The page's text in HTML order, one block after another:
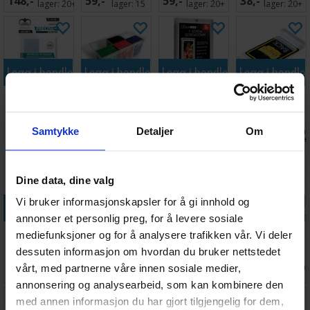
Samtykke Detaljer Om
Dine data, dine valg
Vi bruker informasjonskapsler for å gi innhold og
annonser et personlig preg, for å levere sosiale
mediefunksjoner og for å analysere trafikken vår. Vi deler
dessuten informasjon om hvordan du bruker nettstedet
vårt, med partnerne våre innen sosiale medier,
annonsering og analysearbeid, som kan kombinere den
med annen informasjon du har gjort tilgjengelig for dem,
lager: 20+ lager: 15 100 stk
lager:20+ stk
lager:20+
Legg i handlekurven
x100 64x89
Antall på
20+
Legg i handlekurven
Antall på
Legg i handlekurven
49,-
Legg i
Innersleeves
119,- Antall på
20+
Legg i handlekurven
Deck Box
Bastion 100+
XL Clear
154,- Ventes inn
30.09.2026
Legg i handlekurven
Brettspill
Kortbeskyttere
50 stk 44x68
49,- Antall på
lager:20+
Legg i handlekurven
Graded Card
Sleeves for
79,- Antall på
lager:2
Legg i
Standard Card
Game Value
149,- Antall på